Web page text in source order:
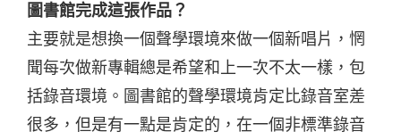
圖書館完成這張作品？
主要就是想換一個聲學環境來做一個新唱片，惘
聞每次做新專輯總是希望和上一次不太一樣，包
括錄音環境。圖書館的聲學環境肯定比錄音室差
很多，但是有一點是肯定的，在一個非標準錄音